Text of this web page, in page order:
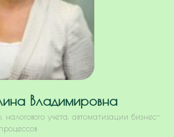
Владимировна
налогового учета, автоматизации бизнес-
процессов